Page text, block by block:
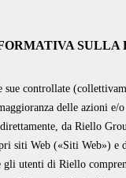
SULLA
sue controllate
delle azioni
da Riello
siti Web («Siti Web») e
gli utenti di Riello